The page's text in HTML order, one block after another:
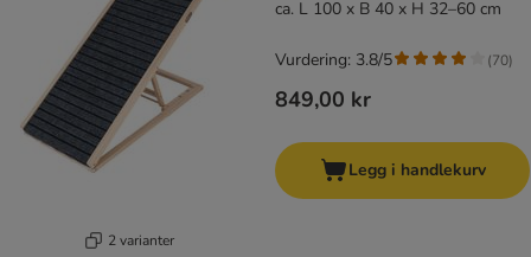
2 varianter
ca. L 100 x B 40 x H 32–60 cm
849,00 kr
Vurdering: 3.8/5 (70)
Legg i handlekurv